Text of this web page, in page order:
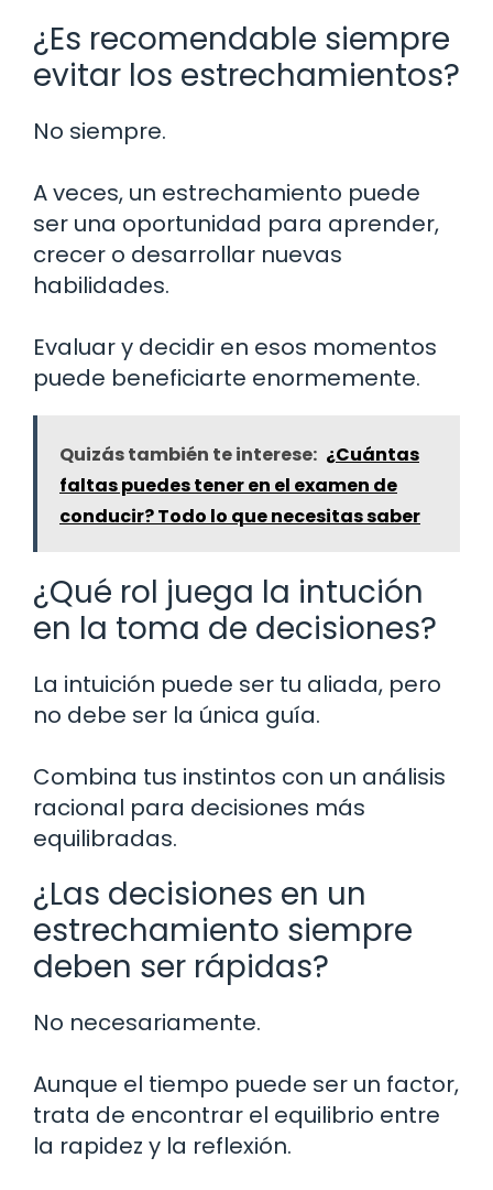
¿Es recomendable siempre
evitar los estrechamientos?
No siempre.
A veces, un estrechamiento puede
ser una oportunidad para aprender,
crecer o desarrollar nuevas
habilidades.
Evaluar y decidir en esos momentos
puede beneficiarte enormemente.
Quizás también te interese: ¿Cuántas
faltas puedes tener en el examen de
conducir? Todo lo que necesitas saber
¿Qué rol juega la intución
en la toma de decisiones?
La intuición puede ser tu aliada, pero
no debe ser la única guía.
Combina tus instintos con un análisis
racional para decisiones más
equilibradas.
¿Las decisiones en un
estrechamiento siempre
deben ser rápidas?
No necesariamente.
Aunque el tiempo puede ser un factor,
trata de encontrar el equilibrio entre
la rapidez y la reflexión.